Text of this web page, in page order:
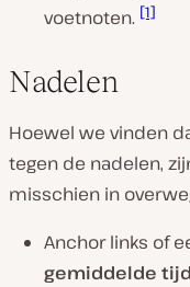
voetnoten. [1]
Nadelen
Hoewel we vinden
tegen de nadelen,
misschien in
Anchor links of
gemiddelde